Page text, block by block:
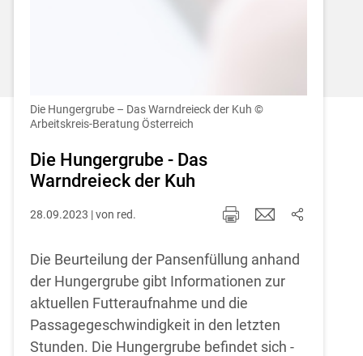
Einstellungen jederzeit einsehen und
korrigieren
Akzeptieren
Die Hungergrube – Das Warndreieck der Kuh ©
Arbeitskreis-Beratung Österreich
Die Hungergrube - Das
Warndreieck der Kuh
28.09.2023 | von red.
Die Beurteilung der Pansenfüllung anhand
der Hungergrube gibt Informationen zur
aktuellen Futteraufnahme und die
Passagegeschwindigkeit in den letzten
Stunden. Die Hungergrube befindet sich -